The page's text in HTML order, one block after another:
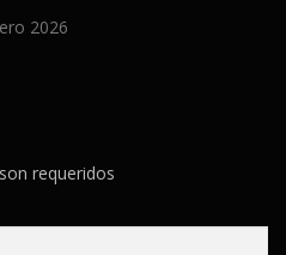
2026
requeridos